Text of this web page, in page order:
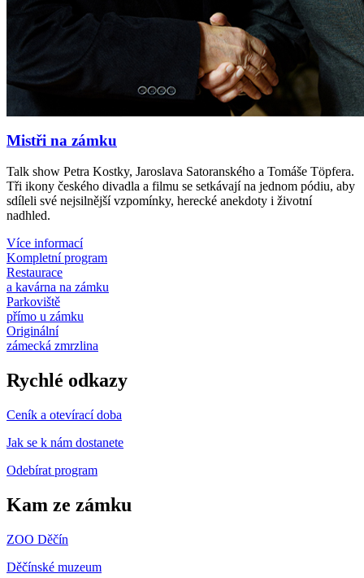
Mistři na zámku
Talk show Petra Kostky, Jaroslava Satoranského a Tomáše Töpfera.
Tři ikony českého divadla a filmu se setkávají na jednom pódiu, aby
sdíleli své nejsilnější vzpomínky, herecké anekdoty i životní
nadhled.
Více informací
Kompletní program
Restaurace
a kavárna na zámku
Parkoviště
přímo u zámku
Originální
zámecká zmrzlina
Rychlé odkazy
Ceník a otevírací doba
Jak se k nám dostanete
Odebírat program
Kam ze zámku
ZOO Děčín
Děčínské muzeum